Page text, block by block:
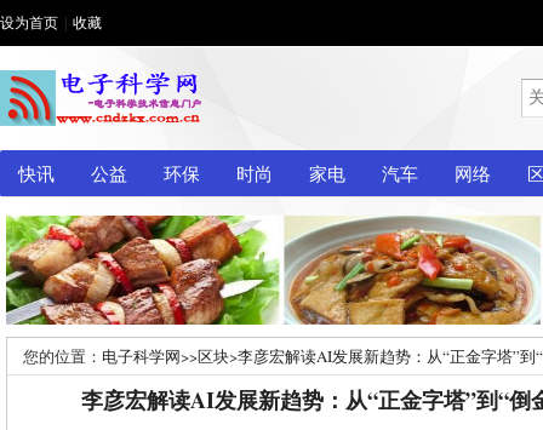
设为首页 收藏
快讯 公益 环保 时尚 家电 汽车 网络
您的位置： 电子科学网>>区块>李彦宏解读AI发展新趋势：从“正金字塔”到
李彦宏解读AI发展新趋势：从“正金字塔”到“倒